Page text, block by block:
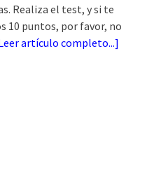
Realiza el test, y si te
10 puntos, por favor, no
artículo completo...]